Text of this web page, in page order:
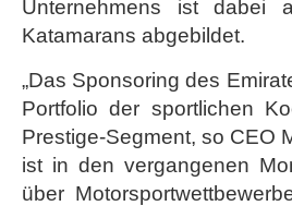
Unternehmens ist dabei
Katamarans abgebildet.
„Das Sponsoring des
Portfolio der sportlichen
Prestige-Segment, so CEO
ist in den vergangenen
über